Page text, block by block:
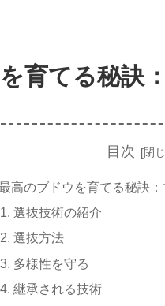
育てる秘訣
目次
高のブドウを育てる秘訣
選抜技術の紹介
選抜方法
多様性を守る
継承される技術